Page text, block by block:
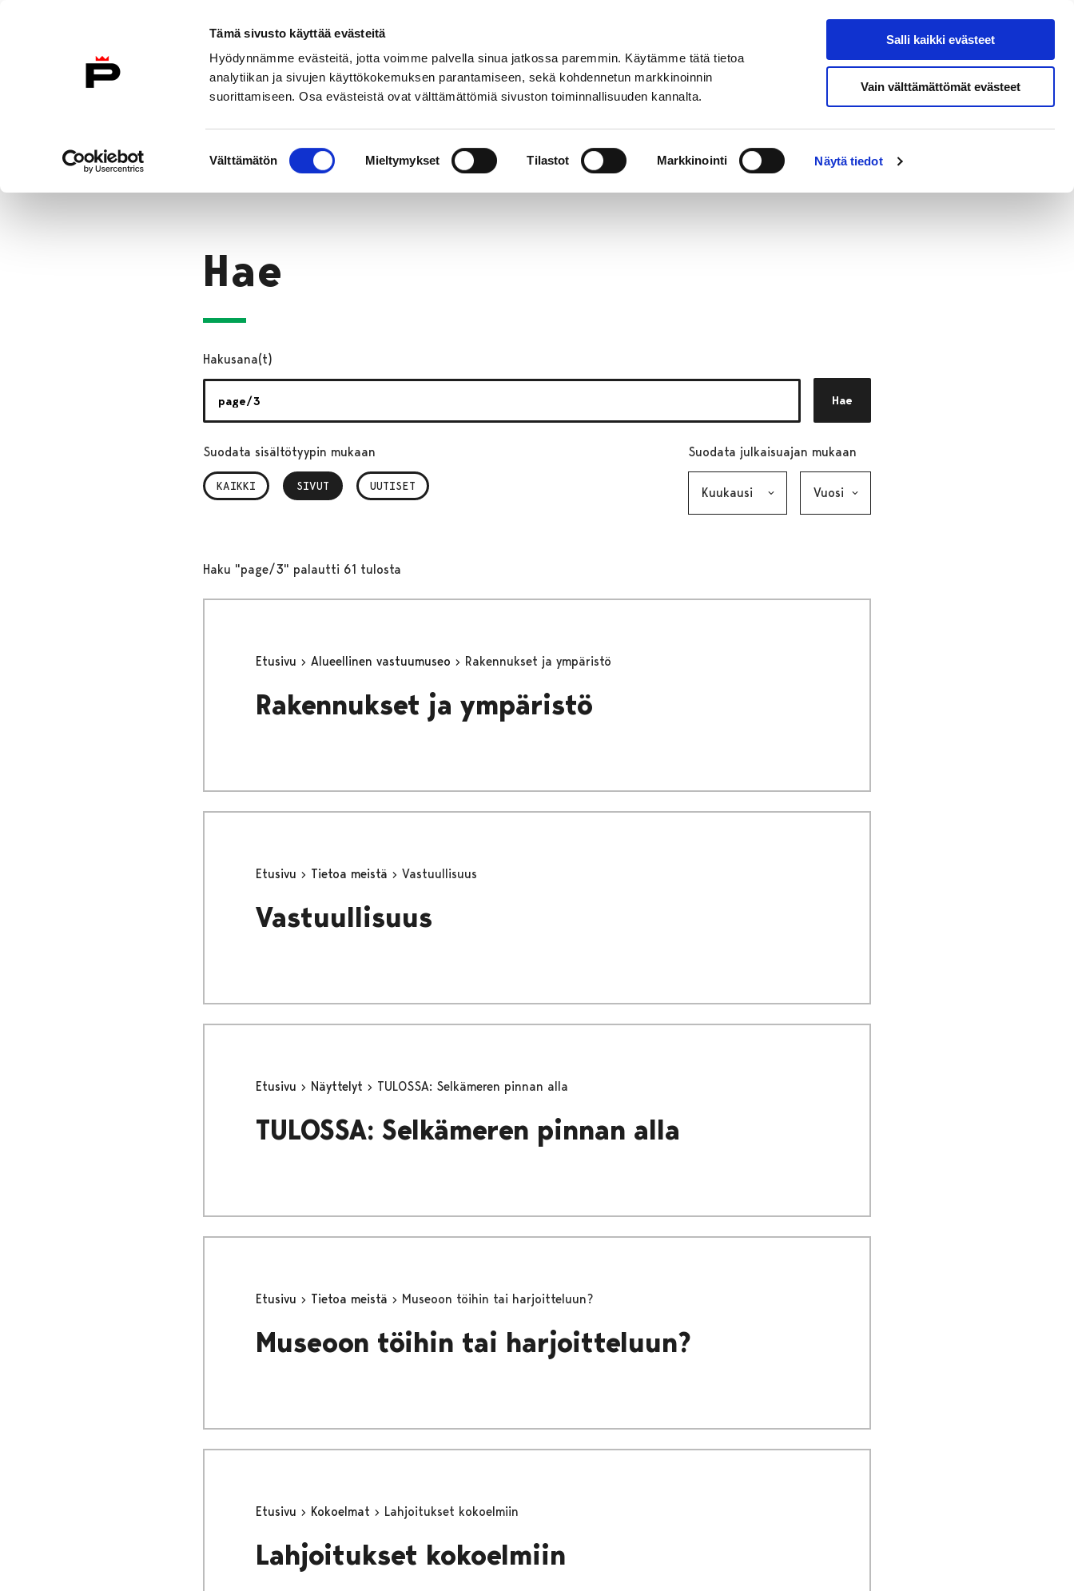
Tämä sivusto käyttää evästeitä
Hyödynnämme evästeitä, jotta voimme palvella sinua jatkossa paremmin. Käytämme tätä tietoa
analytiikan ja sivujen käyttökokemuksen parantamiseen, sekä kohdennetun markkinoinnin
suorittamiseen. Osa evästeistä ovat välttämättömiä sivuston toiminnallisuuden kannalta.
valinta
Välttämätön Mieltymykset Tilastot Markkinointi Näytä tiedot
Salli kaikki evästeet
Vain välttämättömät evästeet
Etusivulle
Hae sivustolta
Etusivu
Hae
Hae
Hakusana(t)
Hae
Suodata sisältötyypin mukaan
KAIKKI SIVUT
, VALITTU UUTISET
Suodata julkaisuajan mukaan
Haku "page/3" palautti 61 tulosta
Etusivu Alueellinen vastuumuseo Rakennukset ja ympäristö
Rakennukset ja ympäristö
Etusivu Tietoa meistä Vastuullisuus
Vastuullisuus
Etusivu Näyttelyt TULOSSA: Selkämeren pinnan alla
TULOSSA: Selkämeren pinnan alla
Etusivu Tietoa meistä Museoon töihin tai harjoitteluun?
Museoon töihin tai harjoitteluun?
Etusivu Kokoelmat Lahjoitukset kokoelmiin
Lahjoitukset kokoelmiin